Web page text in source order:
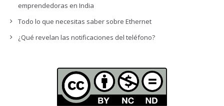
emprendedoras en India
Todo lo que necesitas saber sobre Ethernet
¿Qué revelan las notificaciones del teléfono?